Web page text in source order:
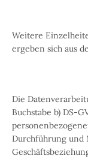
Weitere
ergeben sich aus
Die
Buchstabe b) DS-
Durchführung und